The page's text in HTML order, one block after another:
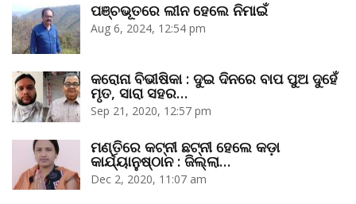
ପଞ୍ଚଭୂତରେ ଲୀନ ହେଲେ ନିମାଇଁ
Aug 6, 2024, 12:54 pm
କରୋନା ବିଭୀଷିକା : ଦୁଇ ଦିନରେ ବାପ ପୁଅ ଦୁହେଁ
ମୃତ, ସାରା ସହର…
Sep 21, 2020, 12:57 pm
ମଣ୍ତିରେ କଟ୍‌ନୀ ଛଟ୍‌ନୀ ହେଲେ କଡ଼ା
କାର୍ଯ୍ୟାନୁଷ୍ଠାନ : ଜିଲ୍ଲା…
Dec 2, 2020, 11:07 am